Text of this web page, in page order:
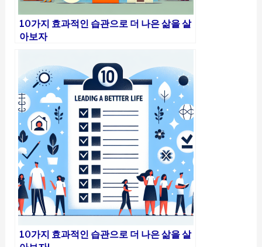
10가지 효과적인 습관으로 더 나은 삶을 살
아보자
10가지 효과적인 습관으로 더 나은 삶을 살